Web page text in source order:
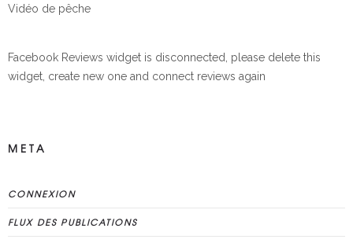
Vidéo de pêche
Facebook Reviews widget is disconnected, please delete this
widget, create new one and connect reviews again
META
CONNEXION
FLUX DES PUBLICATIONS